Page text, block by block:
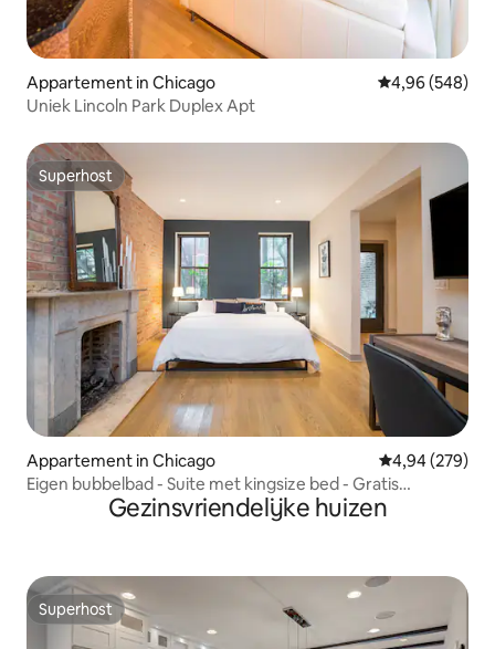
Appartement in Chicago Gemiddelde
4,96 (548)
Uniek Lincoln Park Duplex Apt
Superhost
Superhost
Appartement in Chicago Gemiddelde
4,94 (279)
Eigen bubbelbad - Suite met kingsize bed - Gratis
Gezinsvriendelijke huizen
Superhost
Superhost